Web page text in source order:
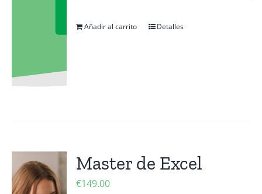
Añadir al carrito Detalles
Master de Excel
€149.00